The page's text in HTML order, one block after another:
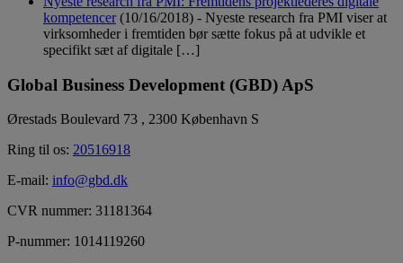
kompetencer (10/16/2018) - Nyeste research fra PMI viser at
virksomheder i fremtiden bør sætte fokus på at udvikle et
specifikt sæt af digitale […]
Global Business Development (GBD) ApS
Ørestads Boulevard 73 , 2300 København S
Ring til os: 20516918
E-mail: info@gbd.dk
CVR nummer: 31181364
P-nummer: 1014119260